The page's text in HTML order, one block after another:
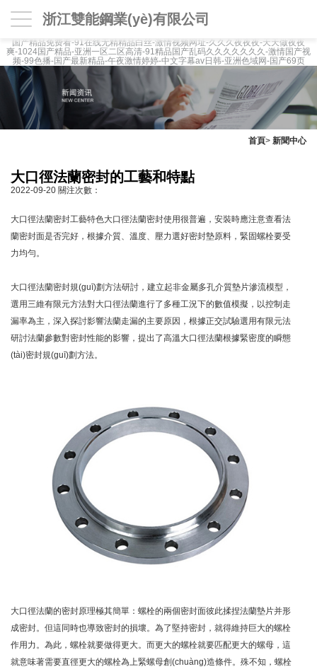
国产精品免费看-91在线无精精品白丝-激情视频网址-久久久夜夜夜-天天做夜夜
爽-1024国产精品-亚洲一区二区高清-91精品国产乱码久久久久久久久-激情国产视
频-99色播-国产最新精品-午夜激情婷婷-中文字幕av日韩-亚洲色域网-国产69页
浙江雙能鋼業(yè)有限公司
首頁> 新聞中心
大口徑法蘭密封的工藝和特點
2022-09-20 關注次數：
大口徑法蘭密封工藝特色大口徑法蘭密封使用很普遍，安裝時應注意查看法
蘭密封面是否完好，根據介質、溫度、壓力選好密封墊原料，緊固螺栓要受
力均勻。
大口徑法蘭密封規(guī)劃方法研討，建立起非金屬多孔介質墊片滲流模型，
選用三維有限元方法對大口徑法蘭進行了多種工況下的數值模擬，以控制走
漏率為主，深入探討影響法蘭走漏的主要原因，根據正交試驗選用有限元法
研討法蘭參數對密封性能的影響，提出了高溫大口徑法蘭根據緊密度的瞬態
(tài)密封規(guī)劃方法。
大口徑法蘭的密封原理極其簡單：螺栓的兩個密封面彼此揉捏法蘭墊片并形
成密封。但這同時也導致密封的損壞。為了堅持密封，就得維持巨大的螺栓
作用力。為此，螺栓就要做得更大。而更大的螺栓就要匹配更大的螺母，這
就意味著需要直徑更大的螺栓為上緊螺母創(chuàng)造條件。殊不知，螺栓